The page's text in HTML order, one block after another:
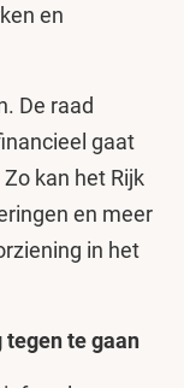
en
De raad
gaat
kan het Rijk
en meer
in het
te gaan